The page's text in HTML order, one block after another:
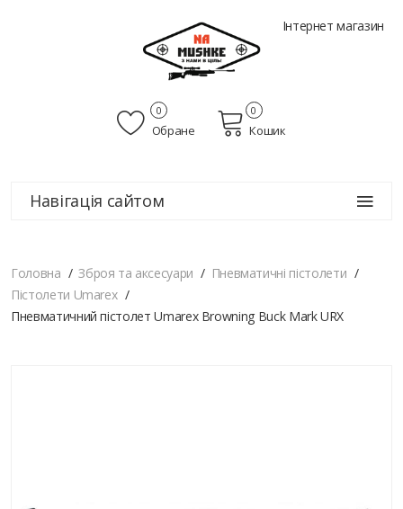
Інтернет магазин
Обране
0
Кошик
0
Навігація сайтом
Головна Зброя та аксесуари
Пневматичні пістолети
Пістолети Umarex
Пневматичний пістолет Umarex Browning Buck Mark URX